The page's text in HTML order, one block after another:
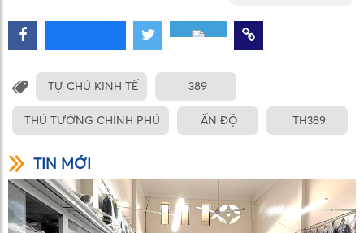
TỰ CHỦ KINH TẾ 389
THỦ TƯỚNG CHÍNH PHỦ ẤN ĐỘ TH389
TIN MỚI